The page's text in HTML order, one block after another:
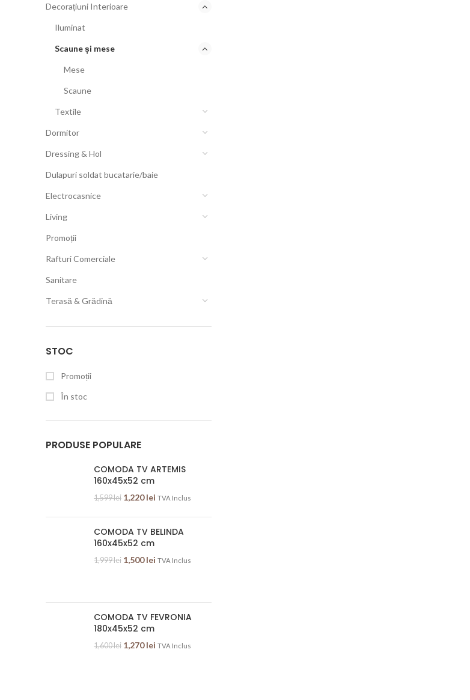
Decorațiuni Interioare
Iluminat
Scaune și mese
Mese
Scaune
Textile
Dormitor
Dressing & Hol
Dulapuri soldat bucatarie/baie
Electrocasnice
Living
Promoții
Rafturi Comerciale
Sanitare
Terasă & Grădină
STOC
Promoții
În stoc
PRODUSE POPULARE
COMODA TV ARTEMIS
160x45x52 cm
1,599lei 1,220lei TVA Inclus
COMODA TV BELINDA
160x45x52 cm
1,999lei 1,500lei TVA Inclus
COMODA TV FEVRONIA
180x45x52 cm
1,600lei 1,270lei TVA Inclus